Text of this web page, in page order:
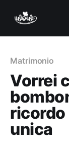
Matrimonio
Vorrei
ricordo
unica